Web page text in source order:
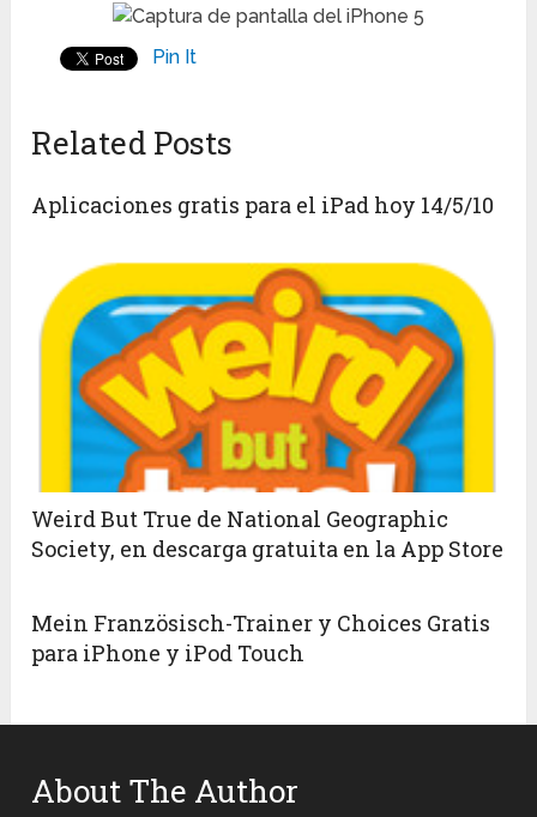
Pin It
Related Posts
Aplicaciones gratis para el iPad hoy 14/5/10
Weird But True de National Geographic
Society, en descarga gratuita en la App Store
Mein Französisch-Trainer y Choices Gratis
para iPhone y iPod Touch
About The Author